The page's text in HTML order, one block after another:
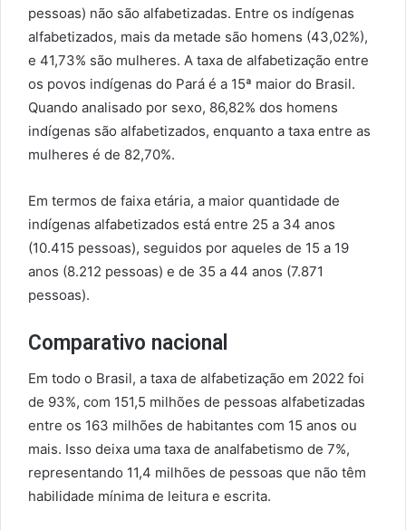
pessoas) não são alfabetizadas. Entre os indígenas
alfabetizados, mais da metade são homens (43,02%),
e 41,73% são mulheres. A taxa de alfabetização entre
os povos indígenas do Pará é a 15ª maior do Brasil.
Quando analisado por sexo, 86,82% dos homens
indígenas são alfabetizados, enquanto a taxa entre as
mulheres é de 82,70%.
Em termos de faixa etária, a maior quantidade de
indígenas alfabetizados está entre 25 a 34 anos
(10.415 pessoas), seguidos por aqueles de 15 a 19
anos (8.212 pessoas) e de 35 a 44 anos (7.871
pessoas).
Comparativo nacional
Em todo o Brasil, a taxa de alfabetização em 2022 foi
de 93%, com 151,5 milhões de pessoas alfabetizadas
entre os 163 milhões de habitantes com 15 anos ou
mais. Isso deixa uma taxa de analfabetismo de 7%,
representando 11,4 milhões de pessoas que não têm
habilidade mínima de leitura e escrita.